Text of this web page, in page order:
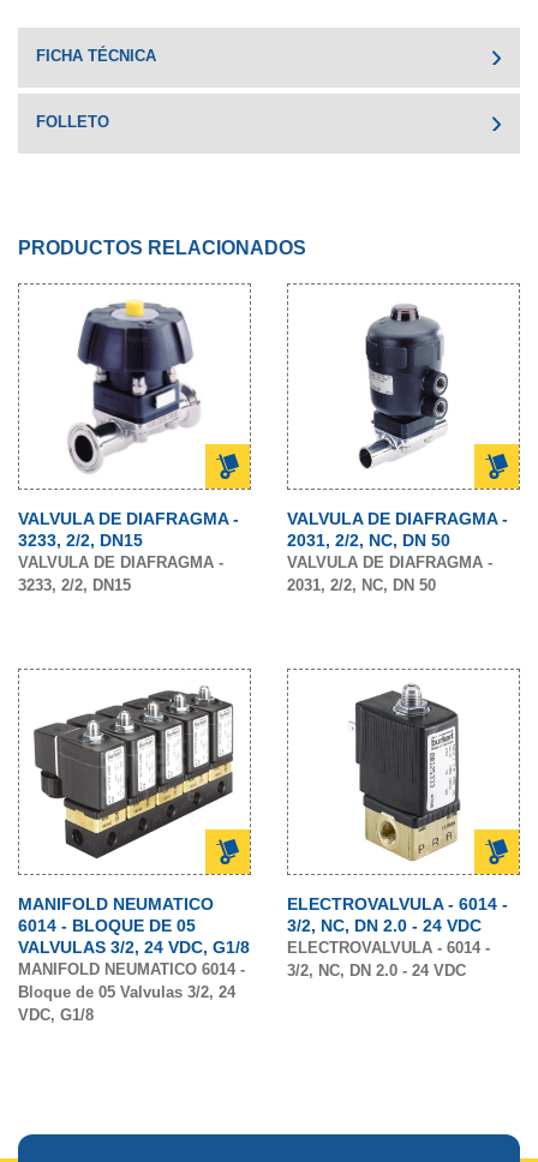
FICHA TÉCNICA
FOLLETO
PRODUCTOS RELACIONADOS
VALVULA DE DIAFRAGMA -
3233, 2/2, DN15
VALVULA DE DIAFRAGMA -
3233, 2/2, DN15
VALVULA DE DIAFRAGMA -
2031, 2/2, NC, DN 50
VALVULA DE DIAFRAGMA -
2031, 2/2, NC, DN 50
MANIFOLD NEUMATICO
6014 - BLOQUE DE 05
VALVULAS 3/2, 24 VDC, G1/8
MANIFOLD NEUMATICO 6014 -
Bloque de 05 Valvulas 3/2, 24
VDC, G1/8
ELECTROVALVULA - 6014 -
3/2, NC, DN 2.0 - 24 VDC
ELECTROVALVULA - 6014 -
3/2, NC, DN 2.0 - 24 VDC